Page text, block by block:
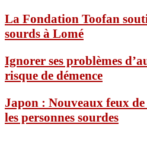
La Fondation Toofan
sourds à Lomé
Ignorer ses problèmes
risque de démence
Japon : Nouveaux feux
les personnes sourdes